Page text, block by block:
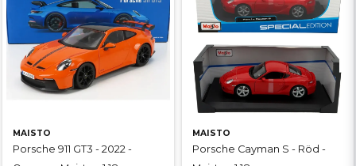
MAISTO
Porsche 911 GT3 - 2022 -
MAISTO
Porsche Cayman S - Röd -